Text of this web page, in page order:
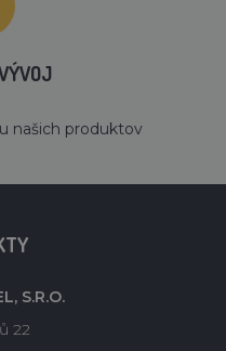
našich produktov
S.R.O.
22